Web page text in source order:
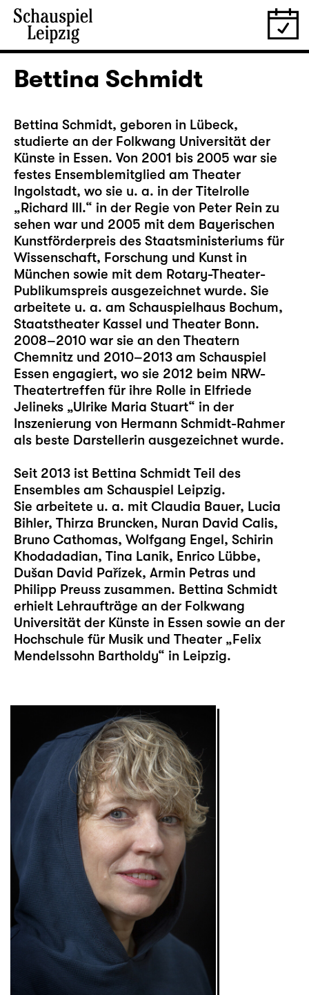
Bettina Schmidt
Bettina Schmidt, geboren in Lübeck,
studierte an der Folkwang Universität der
Künste in Essen. Von 2001 bis 2005 war sie
festes Ensemblemitglied am Theater
Ingolstadt, wo sie u. a. in der Titelrolle
„Richard III.“ in der Regie von Peter Rein zu
sehen war und 2005 mit dem Bayerischen
Kunstförderpreis des Staatsministeriums für
Wissenschaft, Forschung und Kunst in
München sowie mit dem Rotary-Theater-
Publikumspreis ausgezeichnet wurde. Sie
arbeitete u. a. am Schauspielhaus Bochum,
Staatstheater Kassel und Theater Bonn.
2008–2010 war sie an den Theatern
Chemnitz und 2010–2013 am Schauspiel
Essen engagiert, wo sie 2012 beim NRW-
Theatertreffen für ihre Rolle in Elfriede
Jelineks „Ulrike Maria Stuart“ in der
Inszenierung von Hermann Schmidt-Rahmer
als beste Darstellerin ausgezeichnet wurde.
Seit 2013 ist Bettina Schmidt Teil des
Ensembles am Schauspiel Leipzig.
Sie arbeitete u. a. mit Claudia Bauer, Lucia
Bihler, Thirza Bruncken, Nuran David Calis,
Bruno Cathomas, Wolfgang Engel, Schirin
Khodadadian, Tina Lanik, Enrico Lübbe,
Dušan David Pařízek, Armin Petras und
Philipp Preuss zusammen. Bettina Schmidt
erhielt Lehraufträge an der Folkwang
Universität der Künste in Essen sowie an der
Hochschule für Musik und Theater „Felix
Mendelssohn Bartholdy“ in Leipzig.